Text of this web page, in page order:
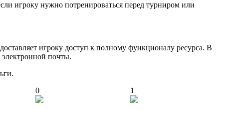
игроку нужно потренироваться перед турниром или
игроку доступ к полному функционалу ресурса. В
почты.
0 1